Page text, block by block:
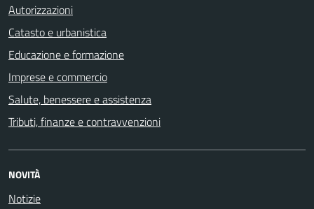
Autorizzazioni
Catasto e urbanistica
Educazione e formazione
Imprese e commercio
Salute, benessere e assistenza
Tributi, finanze e contravvenzioni
NOVITÀ
Notizie